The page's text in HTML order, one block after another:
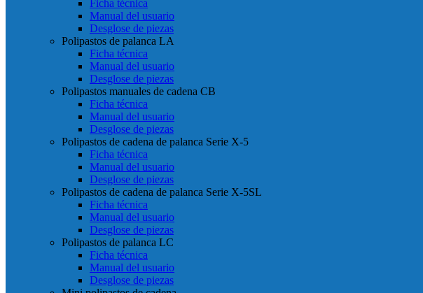
Ficha técnica
Manual del usuario
Desglose de piezas
Polipastos de palanca LA
Ficha técnica
Manual del usuario
Desglose de piezas
Polipastos manuales de cadena CB
Ficha técnica
Manual del usuario
Desglose de piezas
Polipastos de cadena de palanca Serie X-5
Ficha técnica
Manual del usuario
Desglose de piezas
Polipastos de cadena de palanca Serie X-5SL
Ficha técnica
Manual del usuario
Desglose de piezas
Polipastos de palanca LC
Ficha técnica
Manual del usuario
Desglose de piezas